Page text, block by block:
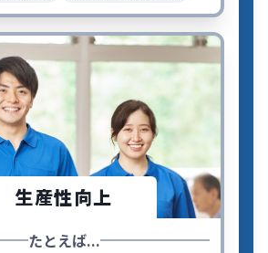
生産性向上
たとえば...